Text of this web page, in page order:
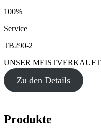
100%
Service
TB290-2
UNSER
Zu den Details
Produkte